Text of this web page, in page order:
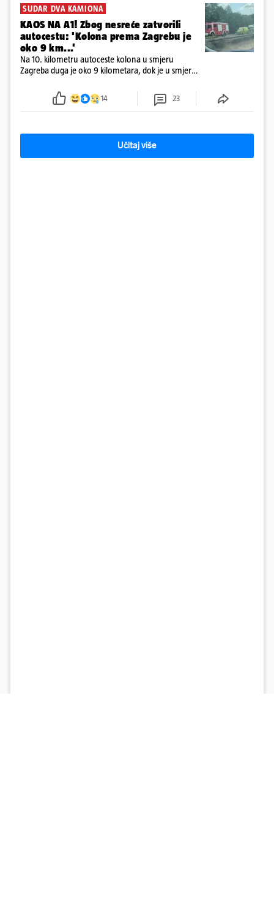
SUDAR DVA KAMIONA
KAOS NA A1! Zbog nesreće zatvorili
autocestu: 'Kolona prema Zagrebu je
oko 9 km...'
Na 10. kilometru autoceste kolona u smjeru
Zagreba duga je oko 9 kilometara, dok je u smjeru
14 23
Učitaj više